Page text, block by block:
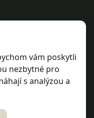
soudu v Českých
vám poskytli
nezbytné pro
s analýzou a